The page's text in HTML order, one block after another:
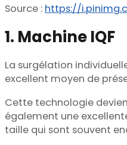
Source : https://
1. Machine IQF
La surgélation
excellent moyen de
Cette technologie
également une
taille qui sont souvent